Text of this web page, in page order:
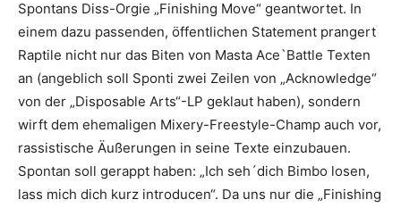
Spontans Diss-Orgie „Finishing Move“ geantwortet. In
einem dazu passenden, öffentlichen Statement prangert
Raptile nicht nur das Biten von Masta Ace`Battle Texten
an (angeblich soll Sponti zwei Zeilen von „Acknowledge“
von der „Disposable Arts“-LP geklaut haben), sondern
wirft dem ehemaligen Mixery-Freestyle-Champ auch vor,
rassistische Äußerungen in seine Texte einzubauen.
Spontan soll gerappt haben: „Ich seh´dich Bimbo losen,
lass mich dich kurz introducen“. Da uns nur die „Finishing